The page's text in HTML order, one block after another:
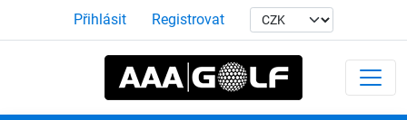
Přihlásit Registrovat